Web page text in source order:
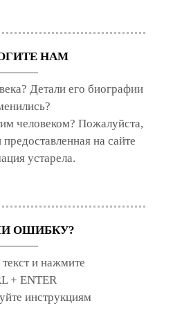
НАМ
Детали его биографии
человеком? Пожалуйста,
предоставленная на сайте
устарела.
ОШИБКУ?
и нажмите
+ ENTER
инструкциям